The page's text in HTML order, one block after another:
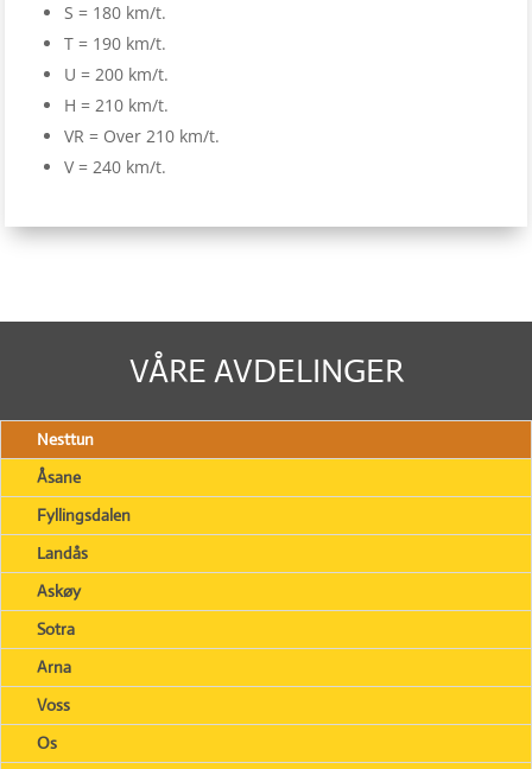
S = 180 km/t.
T = 190 km/t.
U = 200 km/t.
H = 210 km/t.
VR = Over 210 km/t.
V = 240 km/t.
VÅRE AVDELINGER
Nesttun
Åsane
Fyllingsdalen
Landås
Askøy
Sotra
Arna
Voss
Os